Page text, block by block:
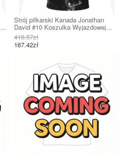
Strój piłkarski Kanada Jonathan
David #10 Koszulka Wyjazdowej
damskie MŚ 2026 Krótki Rękaw
418.57zł
167.42zł